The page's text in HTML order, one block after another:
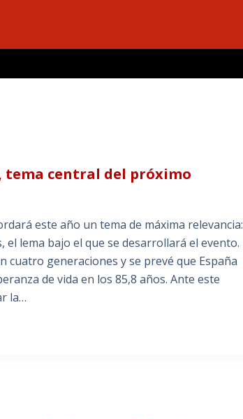
tema central del próximo
este año un tema de máxima relevancia:
el lema bajo el que se desarrollará el evento.
cuatro generaciones y se prevé que España
de vida en los 85,8 años. Ante este
la…